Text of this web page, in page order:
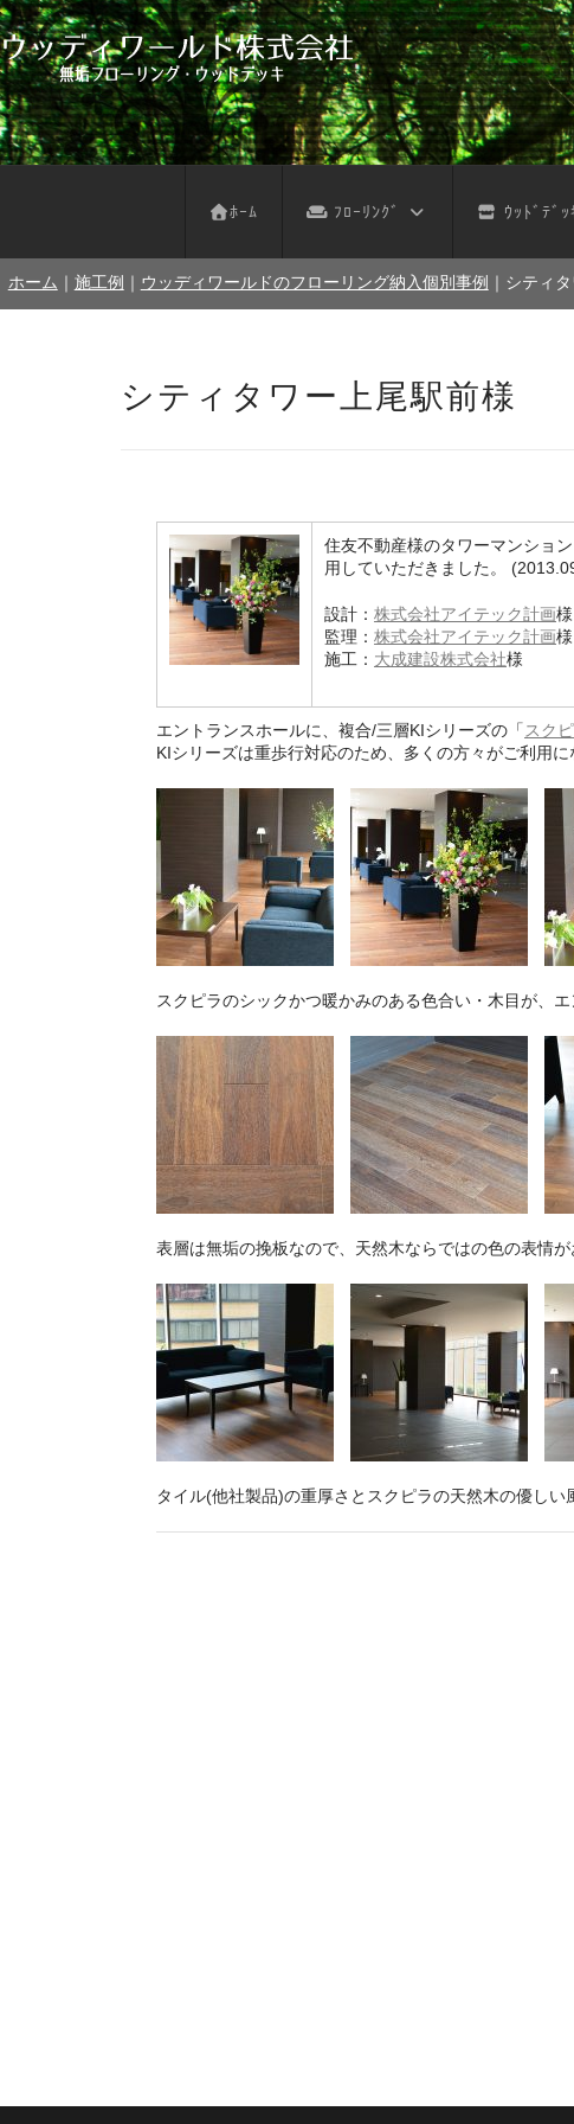
ﾎｰﾑ ﾌﾛｰﾘﾝｸﾞ ｳｯﾄﾞﾃﾞｯ
天然木注意事項
天然木お手入れ
人工木注意事項
人工木お手入れ
パネルデッキ
フローリング サンプル依頼
デッキ サンプル依頼
不燃木 サンプル依頼
木の壁 サンプル依頼
フローリング お見積り
ウッドデッキ お見積り
不燃木 お見積り
木の壁 お見積り
ホーム ｜ 施工例 ｜ ウッディワールドのフローリング納入個別事例 ｜ シティ
シティタワー上尾駅前様
住友不動産様のタワーマンション
用していただきました。
設計： 株式会社アイテック計画様
監理： 株式会社アイテック計画様
施工： 大成建設株式会社様
エントランスホールに、複合/三層KIシリーズの「 スク
KIシリーズは重歩行対応のため、多くの方々がご利用
スクピラのシックかつ暖かみのある色合い・木目が、
表層は無垢の挽板なので、天然木ならではの色の表情が
タイル(他社製品)の重厚さとスクピラの天然木の優しい